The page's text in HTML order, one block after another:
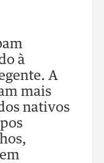
à
A
mais
nativos